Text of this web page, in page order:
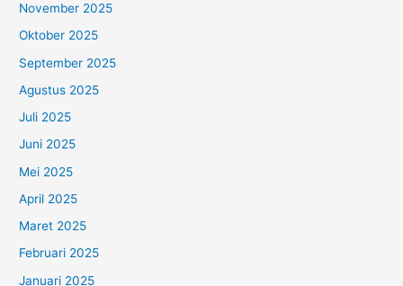
November 2025
Oktober 2025
September 2025
Agustus 2025
Juli 2025
Juni 2025
Mei 2025
April 2025
Maret 2025
Februari 2025
Januari 2025